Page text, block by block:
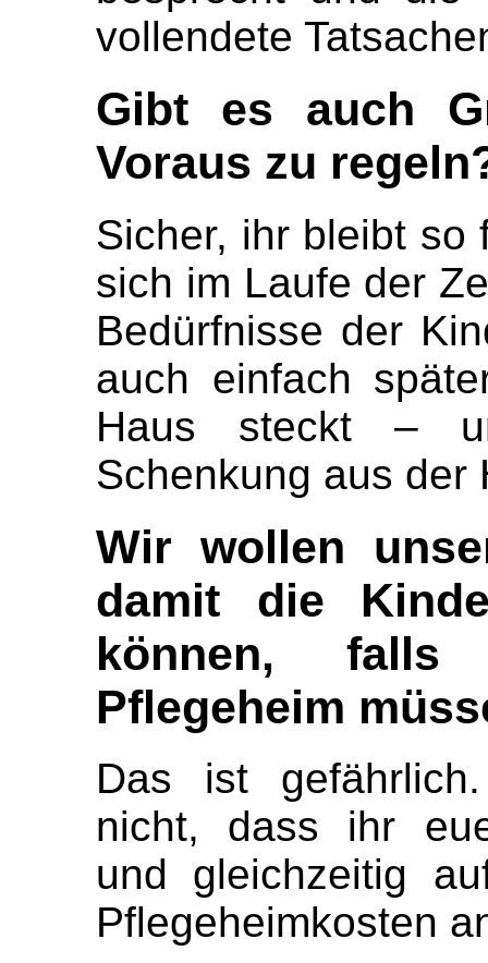
vollendete
Gibt es auch
Voraus zu
Sicher, ihr bleibt so
sich im Laufe der
Bedürfnisse der
auch einfach
Haus steckt –
Schenkung aus der
Wir wollen
damit die
können,
Pflegeheim
Das ist
nicht, dass ihr
und gleichzeitig
Pflegeheimkosten